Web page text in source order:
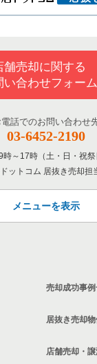
舗売却に関する
い合わせフォーム
電話でのお問い合わせ
03-6452-2190
時～17時（土・日・祝祭
ットコム 居抜き売却担
メニューを表示
売却成功事
居抜き売却
店舗売却・